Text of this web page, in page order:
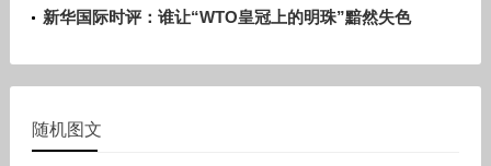
新华国际时评：谁让“WTO皇冠上的明珠”黯然失色
随机图文